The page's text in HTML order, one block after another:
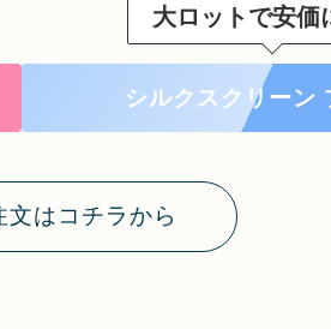
大ロットで安価
シルクスクリーン
文はコチラから